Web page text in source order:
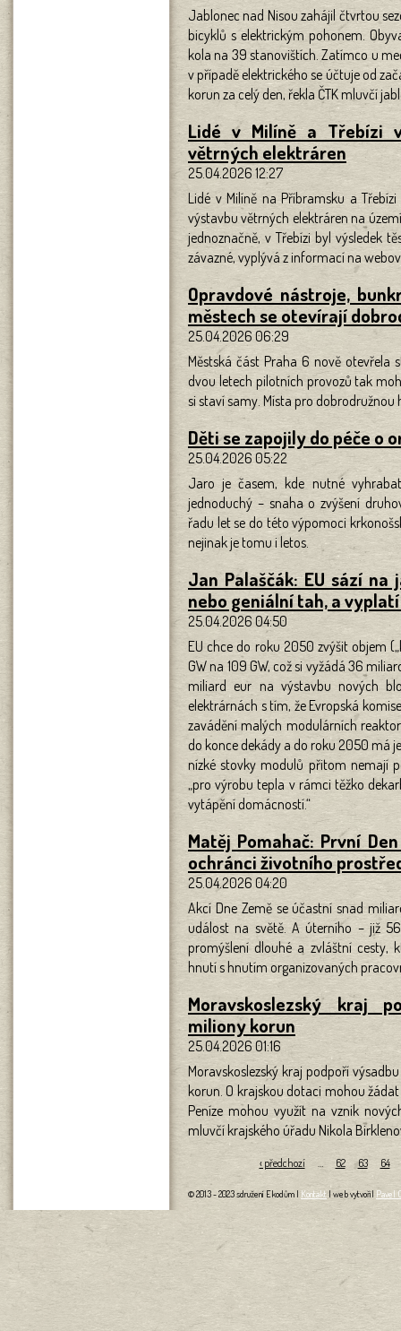
Jablonec nad Nisou zahájil čtvrtou
bicyklů s elektrickým pohonem.
kola na 39 stanovištích. Zatímco u
v případě elektrického se účtuje od
korun za celý den, řekla ČTK mluvčí
Lidé v Milíně a Třebízi
větrných elektráren
25.04.2026 12:27
Lidé v Milíně na Příbramsku a
výstavbu větrných elektráren na
jednoznačně, v Třebízi byl výsledek
závazné, vyplývá z informací na
Opravdové nástroje,
městech se otevírají
25.04.2026 06:29
Městská část Praha 6 nově otevřela
dvou letech pilotních provozů tak
si staví samy. Místa pro
Děti se zapojily do péče o
25.04.2026 05:22
Jaro je časem, kde nutné
jednoduchý – snaha o zvýšení
řadu let se do této výpomoci
nejinak je tomu i letos.
Jan Palaščák: EU sází na
nebo geniální tah, a
25.04.2026 04:50
EU chce do roku 2050 zvýšit objem
GW na 109 GW, což si vyžádá 36
miliard eur na výstavbu nových
elektrárnách s tím, že Evropská
zavádění malých modulárních
do konce dekády a do roku 2050 má
nízké stovky modulů přitom nemají
„pro výrobu tepla v rámci těžko
vytápění domácností.“
Matěj Pomahač: První
ochránci životního
25.04.2026 04:20
Akcí Dne Země se účastní snad
událost na světě. A úterního – již
promýšlení dlouhé a zvláštní cesty,
hnutí s hnutím organizovaných
Moravskoslezský kraj
miliony korun
25.04.2026 01:16
Moravskoslezský kraj podpoří
korun. O krajskou dotaci mohou
Peníze mohou využít na vznik
mluvčí krajského úřadu Nikola
Stránky ‹ předchozí … 62 63 64
© 2013 - 2023 sdružení Ekodům | Kontakt | web vytvořil Pavel